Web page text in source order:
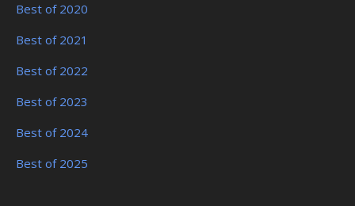
Best of 2020
Best of 2021
Best of 2022
Best of 2023
Best of 2024
Best of 2025